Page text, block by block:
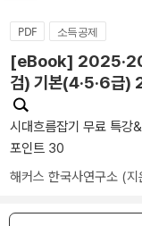
PDF 소득공제
[eBook]
검) 기본(4·5·6급)
시대흐름잡기 무료 특강
포인트 30
해커스 한국사연구소 (지